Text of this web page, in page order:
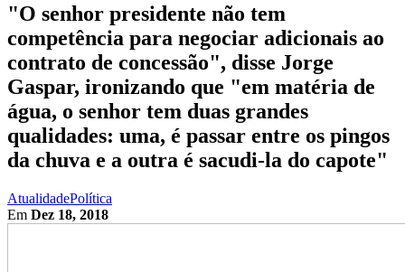
"O senhor presidente não tem
competência para negociar adicionais ao
contrato de concessão", disse Jorge
Gaspar, ironizando que "em matéria de
água, o senhor tem duas grandes
qualidades: uma, é passar entre os pingos
da chuva e a outra é sacudi-la do capote"
AtualidadePolítica
Em Dez 18, 2018